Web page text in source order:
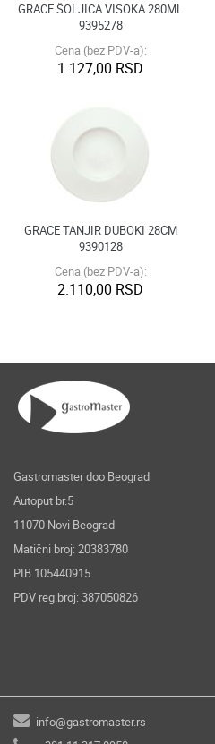
GRACE ŠOLJICA VISOKA 280ML
9395278
Cena (bez PDV-a):
1.127,00 RSD
GRACE TANJIR DUBOKI 28CM
9390128
Cena (bez PDV-a):
2.110,00 RSD
Gastromaster doo Beograd
Autoput br.5
11070 Novi Beograd
Matični broj: 20383780
PIB 105440915
PDV reg.broj: 387050826
info@gastromaster.rs